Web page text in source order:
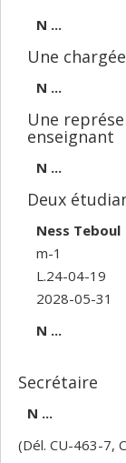
N ...
Une
N ...
Une
enseignant
N ...
Deux
Ness Teboul
m-1
L.24-04-19
2028-05-31
N ...
Secrétaire
N ...
(Dél. CU-463-7,